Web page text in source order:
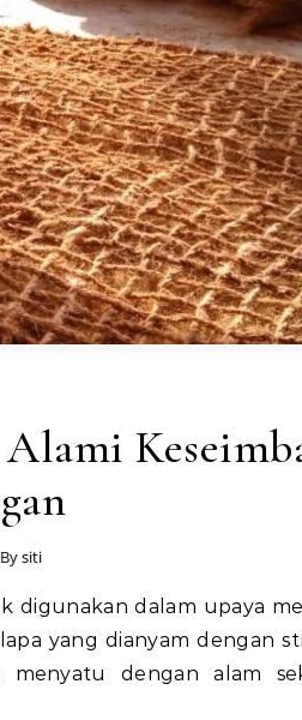
siti
yang dianyam dengan
menyatu dengan alam